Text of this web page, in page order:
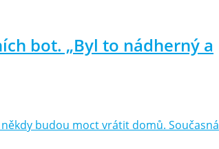
bot. „Byl to nádherný a
budou moct vrátit domů. Současná